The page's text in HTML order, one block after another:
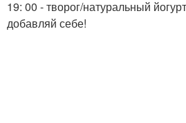
19: 00 - творог/натуральный
добавляй себе!